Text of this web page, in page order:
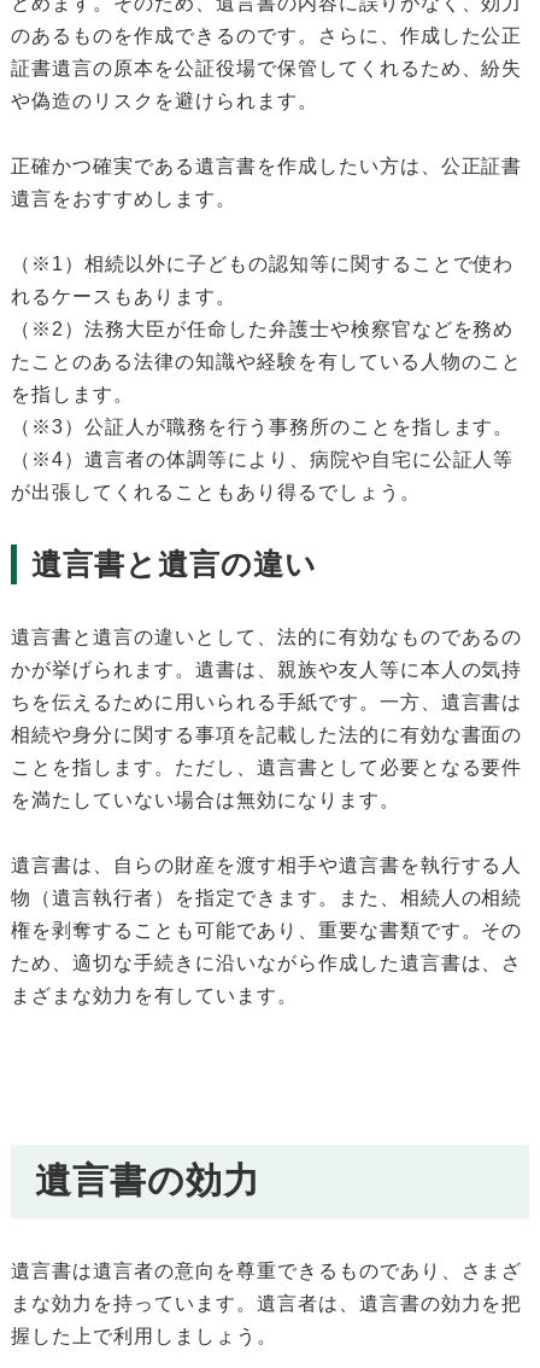
のあるものを作成できるのです。さらに、作成した公正
証書遺言の原本を公証役場で保管してくれるため、紛失
や偽造のリスクを避けられます。
正確かつ確実である遺言書を作成したい方は、公正証書
遺言をおすすめします。
（※1）相続以外に子どもの認知等に関することで使わ
れるケースもあります。
（※2）法務大臣が任命した弁護士や検察官などを務め
たことのある法律の知識や経験を有している人物のこと
を指します。
（※3）公証人が職務を行う事務所のことを指します。
（※4）遺言者の体調等により、病院や自宅に公証人等
が出張してくれることもあり得るでしょう。
遺言書と遺言の違い
遺言書と遺言の違いとして、法的に有効なものであるの
かが挙げられます。遺書は、親族や友人等に本人の気持
ちを伝えるために用いられる手紙です。一方、遺言書は
相続や身分に関する事項を記載した法的に有効な書面の
ことを指します。ただし、遺言書として必要となる要件
を満たしていない場合は無効になります。
遺言書は、自らの財産を渡す相手や遺言書を執行する人
物（遺言執行者）を指定できます。また、相続人の相続
権を剥奪することも可能であり、重要な書類です。その
ため、適切な手続きに沿いながら作成した遺言書は、さ
まざまな効力を有しています。
遺言書の効力
遺言書は遺言者の意向を尊重できるものであり、さまざ
まな効力を持っています。遺言者は、遺言書の効力を把
握した上で利用しましょう。